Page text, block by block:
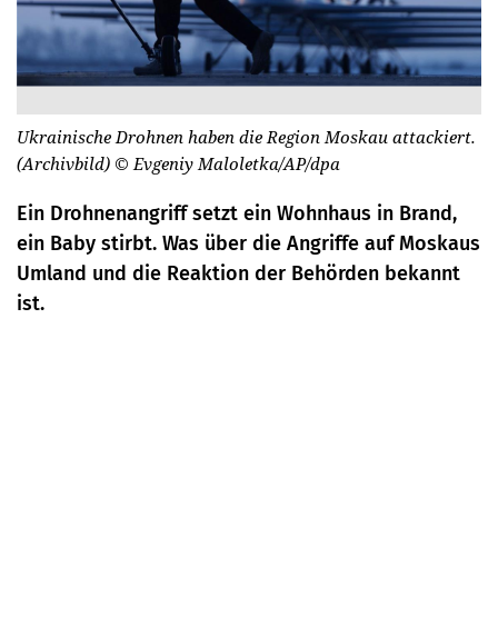
Ukrainische Drohnen haben die Region Moskau attackiert.
(Archivbild) © Evgeniy Maloletka/AP/dpa
Ein Drohnenangriff setzt ein Wohnhaus in Brand,
ein Baby stirbt. Was über die Angriffe auf Moskaus
Umland und die Reaktion der Behörden bekannt
ist.